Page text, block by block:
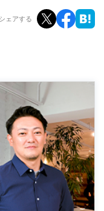
ェアする